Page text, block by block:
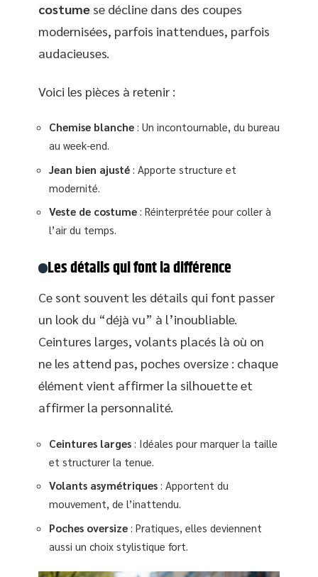
costume se décline dans des coupes
modernisées, parfois inattendues, parfois
audacieuses.
Voici les pièces à retenir :
Chemise blanche : Un incontournable, du bureau
au week-end.
Jean bien ajusté : Apporte structure et
modernité.
Veste de costume : Réinterprétée pour coller à
l’air du temps.
Les détails qui font la différence
Ce sont souvent les détails qui font passer
un look du “déjà vu” à l’inoubliable.
Ceintures larges, volants placés là où on
ne les attend pas, poches oversize : chaque
élément vient affirmer la silhouette et
affirmer la personnalité.
Ceintures larges : Idéales pour marquer la taille
et structurer la tenue.
Volants asymétriques : Apportent du
mouvement, de l’inattendu.
Poches oversize : Pratiques, elles deviennent
aussi un choix stylistique fort.